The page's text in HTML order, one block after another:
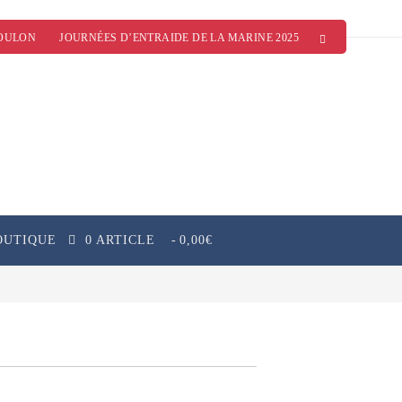
JOURNÉES D’ENTRAIDE DE LA MARINE 2025
0 ARTICLE 0,00€